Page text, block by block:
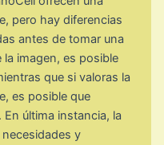
pero hay diferencias
antes de tomar una
la imagen, es posible
que si valoras la
es posible que
última instancia, la
y